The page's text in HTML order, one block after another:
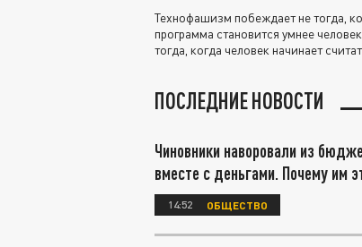
Технофашизм побеждает не тогда,
программа становится умнее
тогда, когда человек начинает
ПОСЛЕДНИЕ НОВОСТИ
Чиновники наворовали из
вместе с деньгами. Почему им
14:52 ОБЩЕСТВО